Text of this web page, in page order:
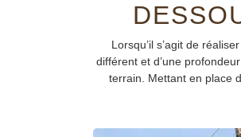
Lorsqu’il s’agit de
différent et d’une
terrain. Mettant en place